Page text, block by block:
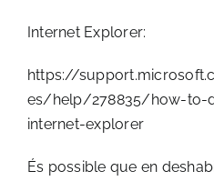
Internet Explorer:
https://
es/help/278835/how-to-
internet-explorer
És possible que en